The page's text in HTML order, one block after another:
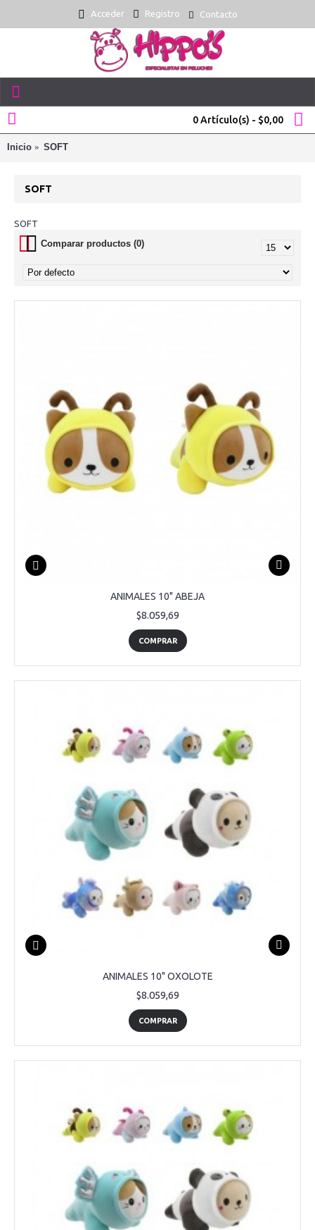
Acceder Registro Contacto
0 Artículo(s) - $0,00
Inicio SOFT
SOFT
SOFT
Comparar productos (0)
ANIMALES 10" ABEJA
$8.059,69
COMPRAR
ANIMALES 10" OXOLOTE
$8.059,69
COMPRAR